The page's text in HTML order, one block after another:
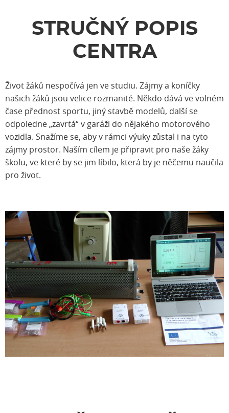
STRUČNÝ POPIS
CENTRA
Život žáků nespočívá jen ve studiu. Zájmy a koníčky
našich žáků jsou velice rozmanité. Někdo dává ve volném
čase přednost sportu, jiný stavbě modelů, další se
odpoledne „zavrtá“ v garáži do nějakého motorového
vozidla. Snažíme se, aby v rámci výuky zůstal i na tyto
zájmy prostor. Naším cílem je připravit pro naše žáky
školu, ve které by se jim líbilo, která by je něčemu naučila
pro život.